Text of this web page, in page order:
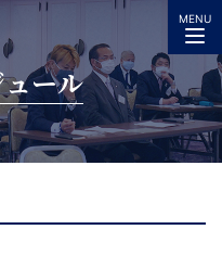
MENU
ール